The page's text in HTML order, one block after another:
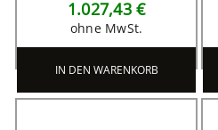
1.027,43 €
ohne MwSt.
IN DEN WARENKORB